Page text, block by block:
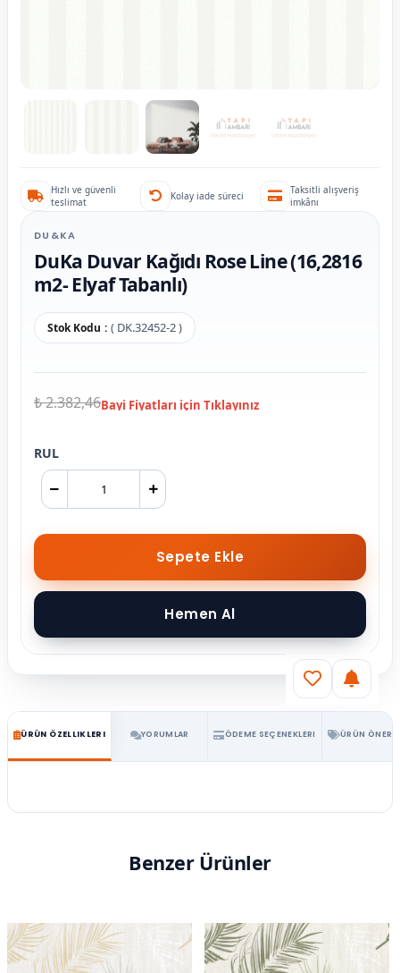
Hızlı ve güvenli
teslimat
Kolay iade süreci
Taksitli alışveriş
imkânı
DU&KA
DuKa Duvar Kağıdı Rose Line (16,2816
m2- Elyaf Tabanlı)
Stok Kodu ( DK.32452-2 )
₺ 2.382,46
RUL
ÜRÜN ÖZELLIKLERI YORUMLAR ÖDEME SEÇENEKLERI ÜRÜN
Benzer Ürünler